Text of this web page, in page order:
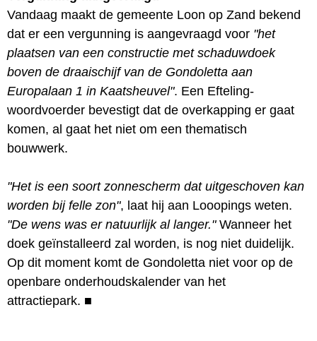
Vandaag maakt de gemeente Loon op Zand bekend
dat er een vergunning is aangevraagd voor "het
plaatsen van een constructie met schaduwdoek
boven de draaischijf van de Gondoletta aan
Europalaan 1 in Kaatsheuvel". Een Efteling-
woordvoerder bevestigt dat de overkapping er gaat
komen, al gaat het niet om een thematisch
bouwwerk.
"Het is een soort zonnescherm dat uitgeschoven kan
worden bij felle zon", laat hij aan Looopings weten.
"De wens was er natuurlijk al langer."Wanneer het
doek geïnstalleerd zal worden, is nog niet duidelijk.
Op dit moment komt de Gondoletta niet voor op de
openbare onderhoudskalender van het
attractiepark. ■